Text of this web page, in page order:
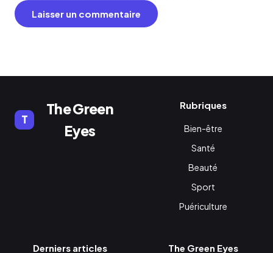
T
The Green
Eyes
Rubriques
Bien-être
Santé
Beauté
Sport
Puériculture
Derniers articles The Green Eyes